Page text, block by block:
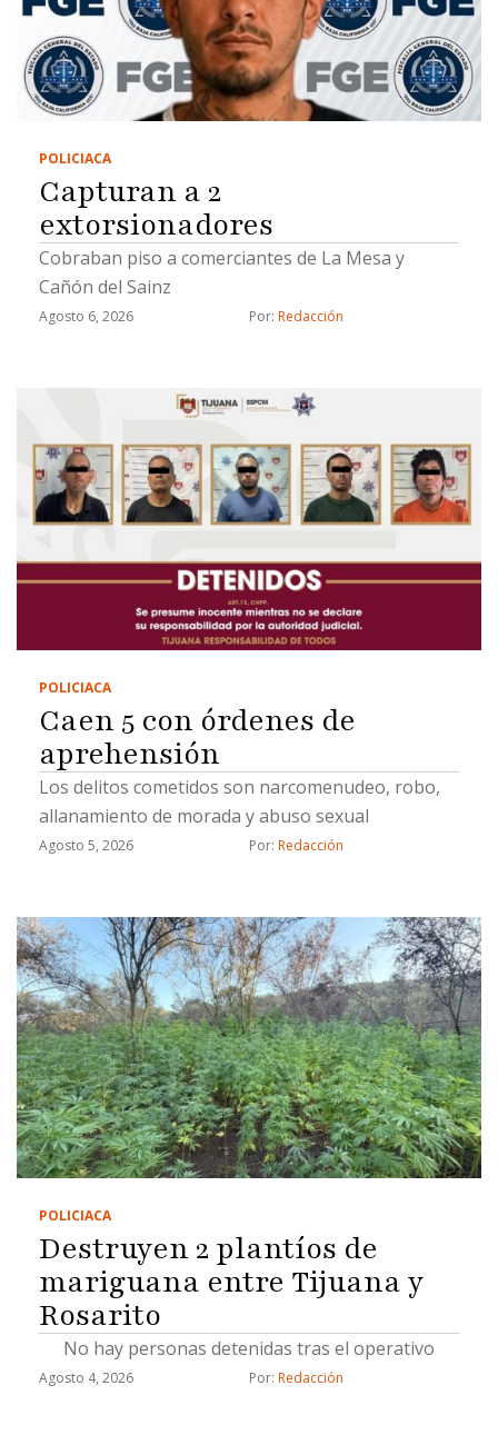
POLICIACA
Capturan a 2
extorsionadores
Cobraban piso a comerciantes de La Mesa y
Cañón del Sainz
Agosto 6, 2026 Por: Redacción
POLICIACA
Caen 5 con órdenes de
aprehensión
Los delitos cometidos son narcomenudeo, robo,
allanamiento de morada y abuso sexual
Agosto 5, 2026 Por: Redacción
POLICIACA
Destruyen 2 plantíos de
mariguana entre Tijuana y
Rosarito
No hay personas detenidas tras el operativo
Agosto 4, 2026 Por: Redacción